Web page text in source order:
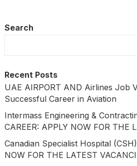
Search
Recent Posts
UAE AIRPORT AND Airlines Job
Successful Career in Aviation
Intermass Engineering &
CAREER: APPLY NOW FOR THE
Canadian Specialist Hospital
NOW FOR THE LATEST